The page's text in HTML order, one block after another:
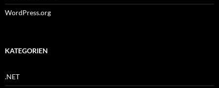
WordPress.org
KATEGORIEN
.NET